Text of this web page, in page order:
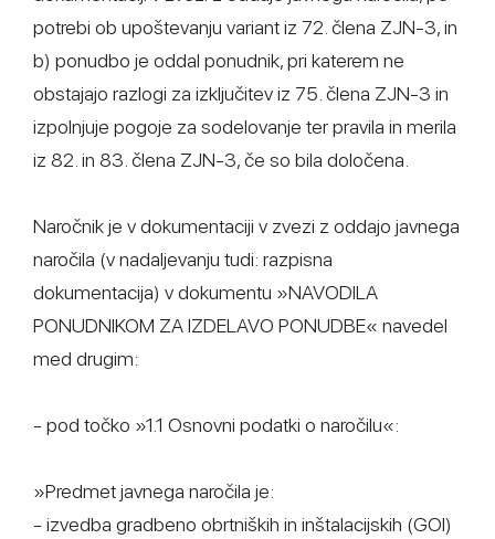
potrebi ob upoštevanju variant iz 72. člena ZJN-3, in
b) ponudbo je oddal ponudnik, pri katerem ne
obstajajo razlogi za izključitev iz 75. člena ZJN-3 in
izpolnjuje pogoje za sodelovanje ter pravila in merila
iz 82. in 83. člena ZJN-3, če so bila določena.
Naročnik je v dokumentaciji v zvezi z oddajo javnega
naročila (v nadaljevanju tudi: razpisna
dokumentacija) v dokumentu »NAVODILA
PONUDNIKOM ZA IZDELAVO PONUDBE« navedel
med drugim:
- pod točko »1.1 Osnovni podatki o naročilu«:
»Predmet javnega naročila je:
- izvedba gradbeno obrtniških in inštalacijskih (GOI)